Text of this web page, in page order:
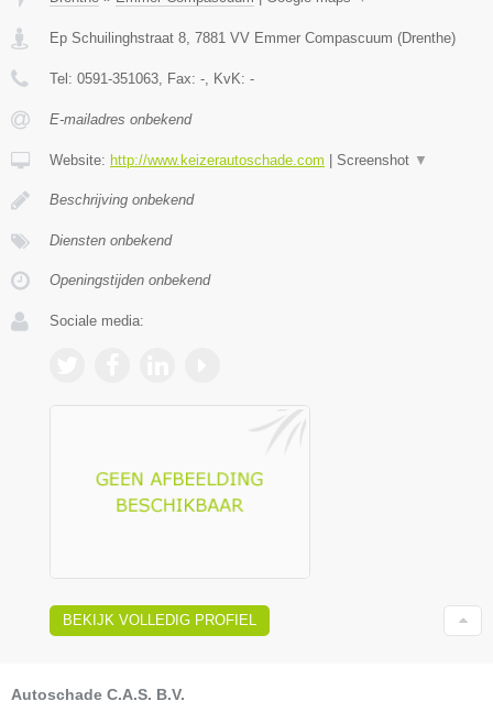
Ep Schuilinghstraat 8 7881 VV Emmer Compascuum (Drenthe)
Tel: 0591-351063 , Fax: - , KvK: -
E-mailadres onbekend
Website: http://www.keizerautoschade.com | Screenshot ▼
Beschrijving onbekend
Diensten onbekend
Openingstijden onbekend
Sociale media:
BEKIJK VOLLEDIG PROFIEL
Autoschade C.A.S. B.V.